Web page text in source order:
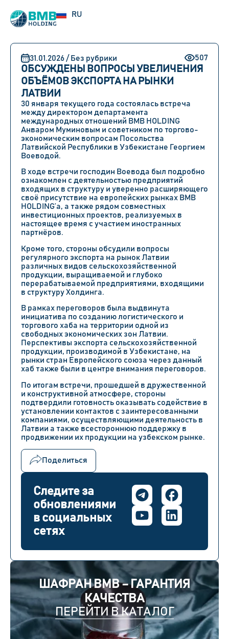
RU
EN
ШАФРАН BMB – ГАРАНТИЯ
КАЧЕСТВА
ПЕРЕЙТИ В КАТАЛОГ
31.01.2026 / Без рубрики 507
ОБСУЖДЕНЫ ВОПРОСЫ УВЕЛИЧЕНИЯ
ОБЪЁМОВ ЭКСПОРТА НА РЫНКИ
ЛАТВИИ
30 января текущего года состоялась встреча
между директором департамента
международных отношений BMB HOLDING
Анваром Муминовым и советником по торгово-
экономическим вопросам Посольства
Латвийской Республики в Узбекистане Георгием
Воеводой.
В ходе встречи господин Воевода был подробно
ознакомлен с деятельностью предприятий
входящих в структуру и уверенно расширяющего
своё присутствие на европейских рынках BMB
HOLDING’а, а также рядом совместных
инвестиционных проектов, реализуемых в
настоящее время с участием иностранных
партнёров.
Кроме того, стороны обсудили вопросы
регулярного экспорта на рынок Латвии
различных видов сельскохозяйственной
продукции, выращиваемой и глубоко
перерабатываемой предприятиями, входящими
в структуру Холдинга.
В рамках переговоров была выдвинута
инициатива по созданию логистического и
торгового хаба на территории одной из
свободных экономических зон Латвии.
Перспективы экспорта сельскохозяйственной
продукции, производимой в Узбекистане, на
рынки стран Европейского союза через данный
хаб также были в центре внимания переговоров.
По итогам встречи, прошедшей в дружественной
и конструктивной атмосфере, стороны
подтвердили готовность оказывать содействие в
установлении контактов с заинтересованными
компаниями, осуществляющими деятельность в
Латвии а также всестороннюю поддержку в
продвижении их продукции на узбекском рынке.
Поделиться
Следите за
обновлениями
в социальных
сетях